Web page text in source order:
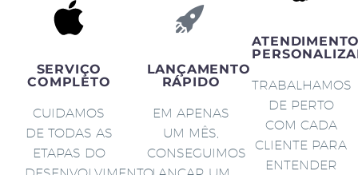
SERVIÇO
COMPLETO
CUIDAMOS
DE TODAS AS
ETAPAS DO
LANÇAMENTO
RÁPIDO
EM APENAS
UM MÊS,
CONSEGUIMOS
TRABALHAMOS
DE PERTO
COM CADA
CLIENTE PARA
ENTENDER